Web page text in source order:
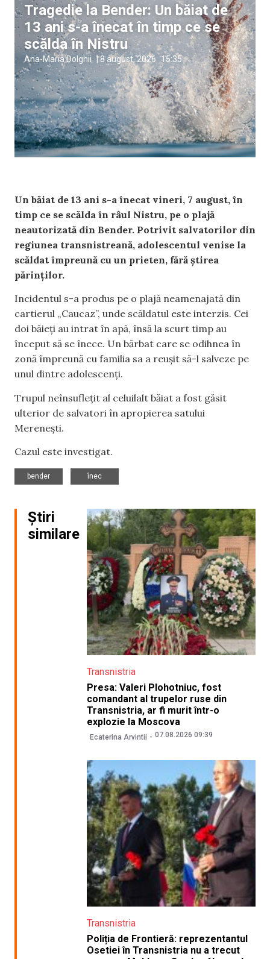
Tragedie la Bender: Un băiat de
13 ani s-a înecat în timp ce se
scălda în Nistru
Ana-Maria Dolghii |8 august, 2026 15:35
Un băiat de 13 ani s-a înecat vineri, 7 august, în
timp ce se scălda în râul Nistru, pe o plajă
neautorizată din Bender. Potrivit salvatorilor din
regiunea transnistreană, adolescentul venise la
scăldat împreună cu un prieten, fără știrea
părinților.
Incidentul s-a produs pe o plajă neamenajată din
cartierul „Caucaz”, unde scăldatul este interzis. Cei
doi băieți au intrat în apă, însă la scurt timp au
început să se înece. Un bărbat care se odihnea în
zonă împreună cu familia sa a reușit să-l salveze pe
unul dintre adolescenți.
Trupul neînsuflețit al celuilalt băiat a fost găsit
ulterior de salvatori în apropierea satului
Merenești.
Cazul este investigat.
bender
înec
Știri
similare
Transnistria
Presa: Valeri Plohotniuc, fost
comandant al trupelor ruse din
Transnistria, ar fi murit într-o
explozie la Moscova
Ecaterina Arvintii 07.08.2026 09:39
Transnistria
Poliția de Frontieră: reprezentantul
Osetiei în Transnistria nu a trecut